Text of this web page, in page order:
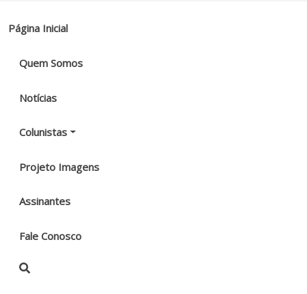
Página Inicial
Quem Somos
Notícias
Colunistas
Projeto Imagens
Assinantes
Fale Conosco